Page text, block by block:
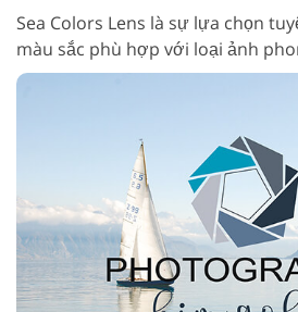
Sea Colors Lens là sự lựa chọn
màu sắc phù hợp với loại ảnh